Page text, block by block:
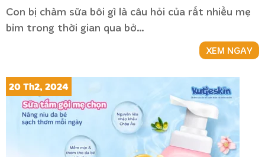
Con bị chàm sữa bôi gì là câu hỏi của rất nhiều mẹ
bỉm trong thời gian qua bở…
XEM NGAY
20 Th2, 2024